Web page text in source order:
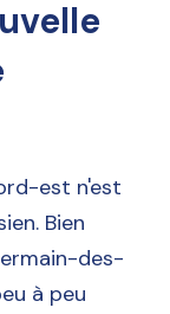
est n'est
Bien
des-
à peu